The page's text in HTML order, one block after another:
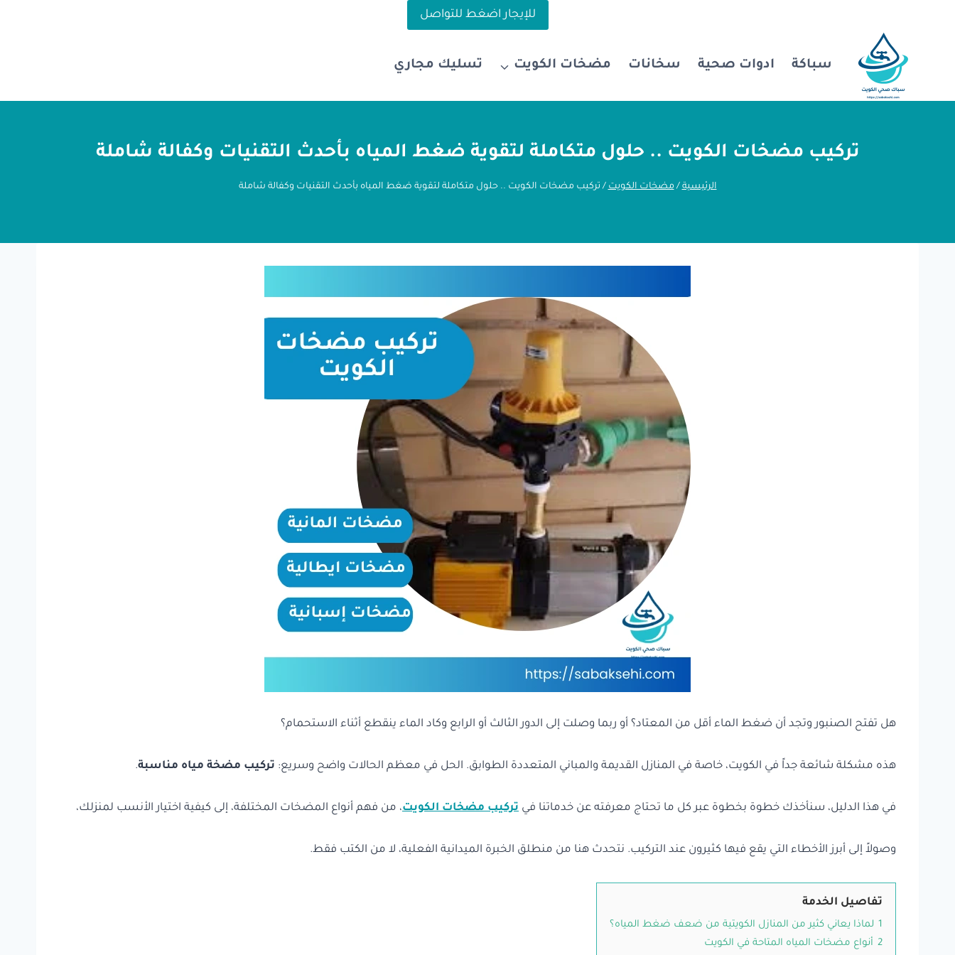
للإيجار اضغط للتواصل
سباكة ادوات صحية سخانات مضخات الكويت تسليك مجاري
تركيب مضخات الكويت .. حلول متكاملة لتقوية ضغط المياه بأحدث التقنيات وكفالة شاملة
الرئيسية / مضخات الكويت / تركيب مضخات الكويت .. حلول متكاملة لتقوية ضغط المياه بأحدث التقنيات وكفالة شاملة
هل تفتح الصنبور وتجد أن ضغط الماء أقل من المعتاد؟ أو ربما وصلت إلى الدور الثالث أو الرابع وكاد الماء ينقطع أثناء الاستحمام؟
هذه مشكلة شائعة جداً في الكويت، خاصة في المنازل القديمة والمباني المتعددة الطوابق. الحل في معظم الحالات واضح وسريع: تركيب مضخة مياه مناسبة.
في هذا الدليل، سنأخذك خطوة بخطوة عبر كل ما تحتاج معرفته عن خدماتنا في تركيب مضخات الكويت، من فهم أنواع المضخات المختلفة، إلى كيفية اختيار الأنسب لمنزلك،
وصولاً إلى أبرز الأخطاء التي يقع فيها كثيرون عند التركيب. نتحدث هنا من منطلق الخبرة الميدانية الفعلية، لا من الكتب فقط.
تفاصيل الخدمة
1 لماذا يعاني كثير من المنازل الكويتية من ضعف ضغط المياه؟
2 أنواع مضخات المياه المتاحة في الكويت